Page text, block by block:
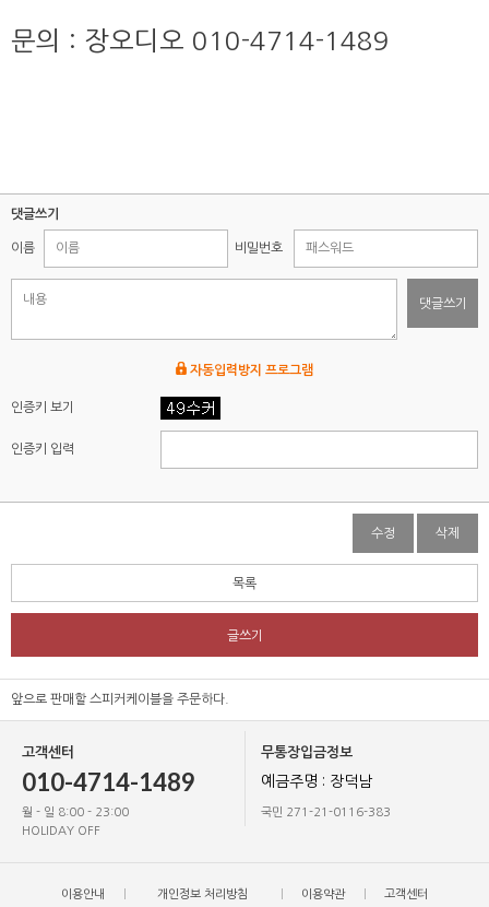
문의 : 장오디오 010-4714-1489
댓글쓰기
이름 비밀번호
댓글쓰기
자동입력방지 프로그램
인증키 보기
인증키 입력
수정 삭제
목록
글쓰기
앞으로 판매할 스피커케이블을 주문하다.
고객센터
010-4714-1489
월 - 일 8:00 - 23:00
HOLIDAY OFF
무통장입금정보
예금주명 : 장덕남
국민 271-21-0116-383
이용안내 개인정보 처리방침 이용약관 고객센터